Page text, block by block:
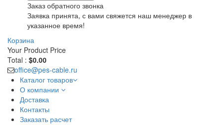
Заказ обратного звонка
Заявка принята, с вами свяжется наш менеджер в
указанное время!
Корзина
Your Product Price
Total : $0.00
office@pes-cable.ru
Каталог товаров
О компании
Доставка
Контакты
Заказать расчет